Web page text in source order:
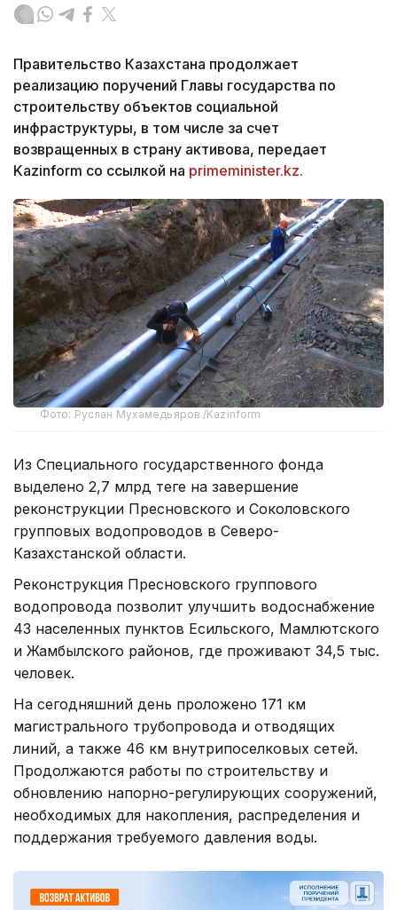
Правительство Казахстана продолжает
реализацию поручений Главы государства по
строительству объектов социальной
инфраструктуры, в том числе за счет
возвращенных в страну активова, передает
Kazinform со ссылкой на primeminister.kz.
Фото: Руслан Мухамедьяров /Kazinform
Из Специального государственного фонда
выделено 2,7 млрд теңге на завершение
реконструкции Пресновского и Соколовского
групповых водопроводов в Северо-
Казахстанской области.
Реконструкция Пресновского группового
водопровода позволит улучшить водоснабжение
43 населенных пунктов Есильского, Мамлютского
и Жамбылского районов, где проживают 34,5 тыс.
человек.
На сегодняшний день проложено 171 км
магистрального трубопровода и отводящих
линий, а также 46 км внутрипоселковых сетей.
Продолжаются работы по строительству и
обновлению напорно-регулирующих сооружений,
необходимых для накопления, распределения и
поддержания требуемого давления воды.